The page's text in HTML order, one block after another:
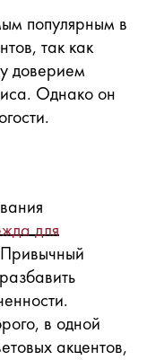
популярным в
так как
доверием
Однако он
для
в одной
акцентов,